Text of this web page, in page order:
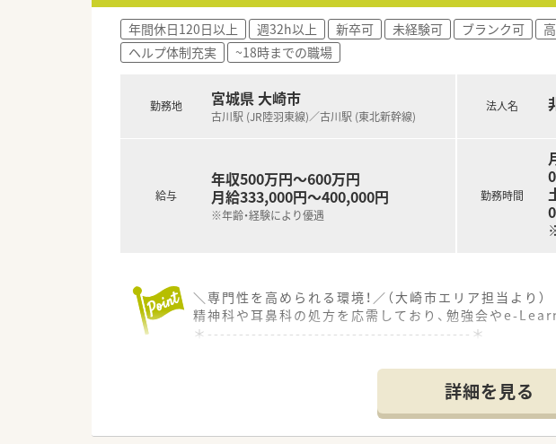
年間休日120日以上 週32h以上 新卒可 未経験可 ブランク可
ヘルプ体制充実
~18時までの職場
勤務地 宮城県 大崎市
古川駅 (JR陸羽東線)／古川駅 (東北新幹線)
給与
年収500万円～600万円
月給333,000円～400,000円
※年齢・経験により優遇
法人名
勤務時間
＼専門性を高められる環境！／（大崎市エリア担当より）
精神科や耳鼻科の処方を応需しており、勉強会やe-
＊------------------------------------------＊
【店舗情報と応需状況について】
■最寄り駅である古川駅から徒歩10分の距離に位置し
■精神科、心療内科、内科、耳鼻科の処方箋を1日平均
■取扱医薬品数は約1200品目と幅広く、様々な疾患の
詳細を見る